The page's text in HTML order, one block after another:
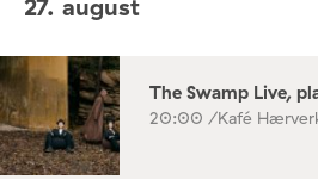
27. august
The Swamp Live,
20:00 /Kafé